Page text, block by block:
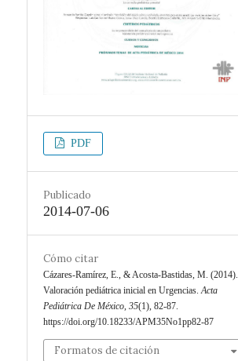
PDF
Publicado
2014-07-06
Cómo citar
Cázares-Ramírez, E., & Acosta-Bastidas, M. (2014).
Valoración pediátrica inicial en Urgencias.Acta
Pediátrica De México, 35(1), 82-87.
https://doi.org/10.18233/APM35No1pp82-87
Formatos de citación